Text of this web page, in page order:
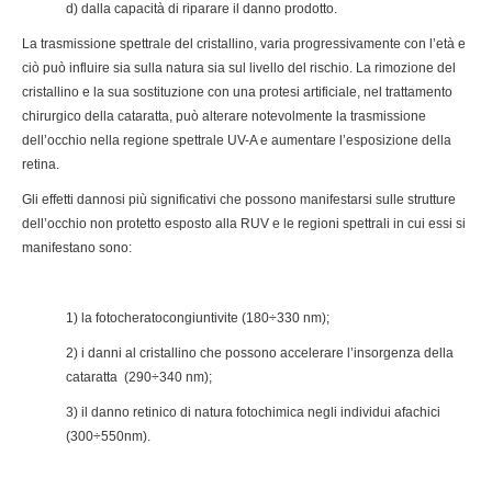
d) dalla capacità di riparare il danno prodotto.
La trasmissione spettrale del cristallino, varia progressivamente con l’età e
ciò può influire sia sulla natura sia sul livello del rischio. La rimozione del
cristallino e la sua sostituzione con una protesi artificiale, nel trattamento
chirurgico della cataratta, può alterare notevolmente la trasmissione
dell’occhio nella regione spettrale UV-A e aumentare l’esposizione della
retina.
Gli effetti dannosi più significativi che possono manifestarsi sulle strutture
dell’occhio non protetto esposto alla RUV e le regioni spettrali in cui essi si
manifestano sono:
1) la fotocheratocongiuntivite (180÷330 nm);
2) i danni al cristallino che possono accelerare l’insorgenza della
cataratta (290÷340 nm);
3) il danno retinico di natura fotochimica negli individui afachici
(300÷550nm).